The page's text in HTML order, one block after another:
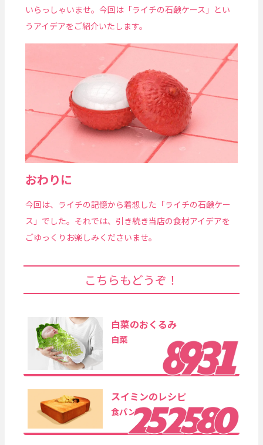
いらっしゃいませ。今回は「ライチの石鹸ケース」とい
うアイデアをご紹介いたします。
おわりに
今回は、ライチの記憶から着想した「ライチの石鹸ケー
ス」でした。それでは、引き続き当店の食材アイデアを
ごゆっくりお楽しみくださいませ。
こちらもどうぞ！
白菜のおくるみ
白菜
スイミンのレシピ
食パン